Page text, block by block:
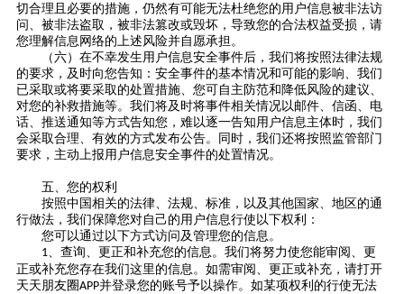
切合理且必要的措施，仍然有可能无法杜绝您的用户信息被非法访
问、被非法盗取，被非法篡改或毁坏，导致您的合法权益受损，请
您理解信息网络的上述风险并自愿承担。
（六）在不幸发生用户信息安全事件后，我们将按照法律法规
的要求，及时向您告知：安全事件的基本情况和可能的影响、我们
已采取或将要采取的处置措施、您可自主防范和降低风险的建议、
对您的补救措施等。我们将及时将事件相关情况以邮件、信函、电
话、推送通知等方式告知您，难以逐一告知用户信息主体时，我们
会采取合理、有效的方式发布公告。同时，我们还将按照监管部门
要求，主动上报用户信息安全事件的处置情况。
五、您的权利
按照中国相关的法律、法规、标准，以及其他国家、地区的通
行做法，我们保障您对自己的用户信息行使以下权利：
您可以通过以下方式访问及管理您的信息。
1 、查询、更正和补充您的信息。我们将努力使您能审阅、更
正或补充您存在我们这里的信息。如需审阅、更正或补充，请打开
天天朋友圈APP并登录您的账号予以操作。如某项权利的行使无法